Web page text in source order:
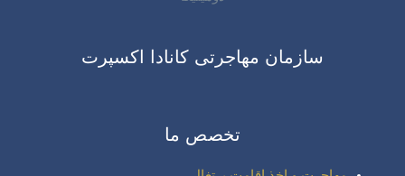
سازمان مهاجرتی کانادا اکسپرت
تخصص ما